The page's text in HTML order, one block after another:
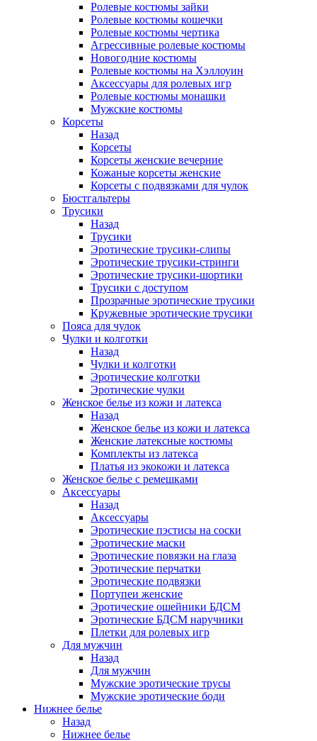
Ролевые костюмы зайки
Ролевые костюмы кошечки
Ролевые костюмы чертика
Агрессивные ролевые костюмы
Новогодние костюмы
Ролевые костюмы на Хэллоуин
Аксессуары для ролевых игр
Ролевые костюмы монашки
Мужские костюмы
Корсеты
Назад
Корсеты
Корсеты женские вечерние
Кожаные корсеты женские
Корсеты с подвязками для чулок
Бюстгальтеры
Трусики
Назад
Трусики
Эротические трусики-слипы
Эротические трусики-стринги
Эротические трусики-шортики
Трусики с доступом
Прозрачные эротические трусики
Кружевные эротические трусики
Пояса для чулок
Чулки и колготки
Назад
Чулки и колготки
Эротические колготки
Эротические чулки
Женское белье из кожи и латекса
Назад
Женское белье из кожи и латекса
Женские латексные костюмы
Комплекты из латекса
Платья из экокожи и латекса
Женское белье с ремешками
Аксессуары
Назад
Аксессуары
Эротические пэстисы на соски
Эротические маски
Эротические повязки на глаза
Эротические перчатки
Эротические подвязки
Портупеи женские
Эротические ошейники БДСМ
Эротические БДСМ наручники
Плетки для ролевых игр
Для мужчин
Назад
Для мужчин
Мужские эротические трусы
Мужские эротические боди
Нижнее белье
Назад
Нижнее белье